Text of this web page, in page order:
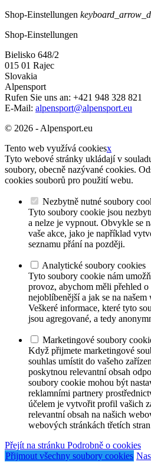
Shop-Einstellungen
Shop-Einstellungen
Bielisko 648/2
015 01 Rajec
Slovakia
Alpensport
Rufen Sie uns an: +421 948 328 821
E-Mail: alpensport@alpensport.eu
© 2026 - Alpensport.eu
Tento web využívá cookiesx
Tyto webové stránky ukládají v
soubory, obecně nazývané cookies.
cookies souborů pro použití webu.
Nezbytně nutné soubory
Tyto soubory cookie jsou
a nelze je vypnout. Obvykle se
vaše akce, jako je například
seznamu přání na později.
Analytické soubory cookies
Tyto soubory cookie nám
provoz, abychom měli přehled
nejoblíbenější a jak se na
Veškeré informace, které tyto
jsou agregované, a tedy
Marketingové soubory
Když přijmete marketingové
souhlas umístit do vašeho
poskytnou relevantní obsah
soubory cookie mohou být
reklamními partnery
účelem je vytvořit profil vašich
relevantní obsah na našich
webových stránkách třetích
Přejít na stránku Podrobně o cookies
Přijmout všechny soubory cookies